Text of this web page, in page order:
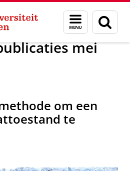
Menu
en
zoeken
and Engineering Nieuws
mei
om een
te